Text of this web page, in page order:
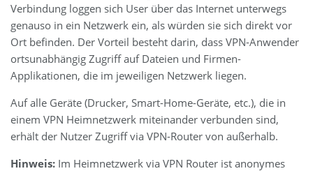
Verbindung loggen sich User über das Internet unterwegs
genauso in ein Netzwerk ein, als würden sie sich direkt vor
Ort befinden. Der Vorteil besteht darin, dass VPN-Anwender
ortsunabhängig Zugriff auf Dateien und Firmen-
Applikationen, die im jeweiligen Netzwerk liegen.
Auf alle Geräte (Drucker, Smart-Home-Geräte, etc.), die in
einem VPN Heimnetzwerk miteinander verbunden sind,
erhält der Nutzer Zugriff via VPN-Router von außerhalb.
Hinweis: Im Heimnetzwerk via VPN Router ist anonymes